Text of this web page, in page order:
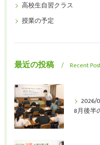
高校生自習クラス
授業の予定
最近の投稿 Recent
2026/
8月後半